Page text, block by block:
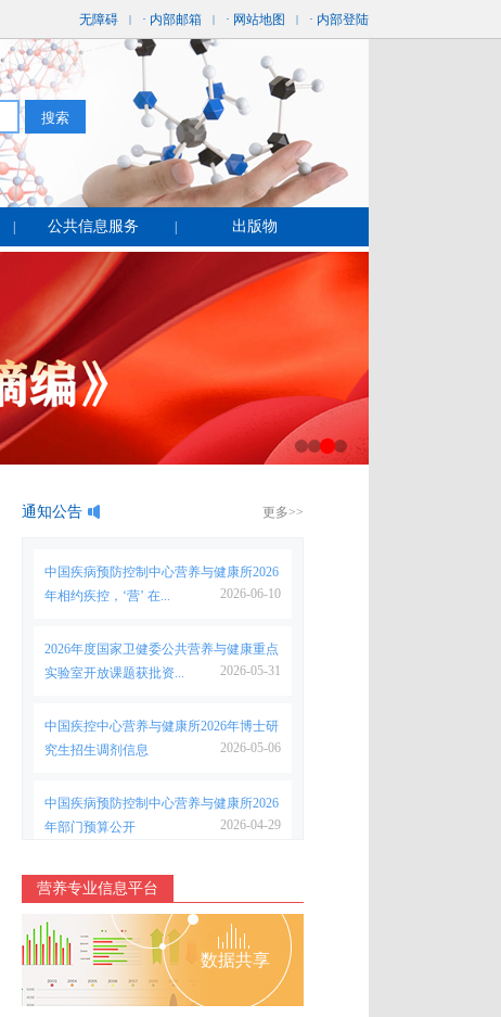
· 内部登陆
|
· 网站地图
|
· 内部邮箱
|
无障碍
公共信息服务 出版物
更多>>
通知公告
中国疾病预防控制中心营养与健康所2026
年相约疾控，‘营’ 在...
2026-06-10
2026年度国家卫健委公共营养与健康重点
实验室开放课题获批资...
2026-05-31
中国疾控中心营养与健康所2026年博士研
究生招生调剂信息
2026-05-06
中国疾病预防控制中心营养与健康所2026
年部门预算公开
2026-04-29
营养专业信息平台
数据共享